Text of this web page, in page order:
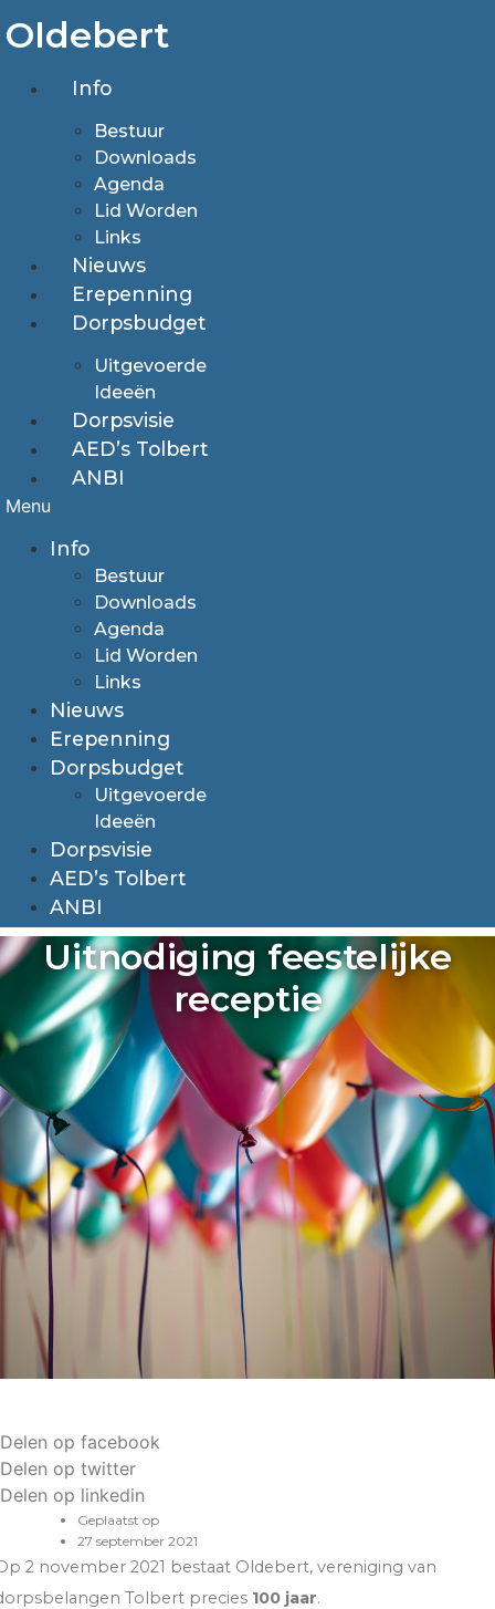
naar
inhoud
Oldebert
Info
Bestuur
Downloads
Agenda
Lid Worden
Links
Nieuws
Erepenning
Dorpsbudget
Uitgevoerde
Ideeën
Dorpsvisie
AED’s Tolbert
ANBI
Menu
Info
Bestuur
Downloads
Agenda
Lid Worden
Links
Nieuws
Erepenning
Dorpsbudget
Uitgevoerde
Ideeën
Dorpsvisie
AED’s Tolbert
ANBI
Uitnodiging feestelijke
receptie
Delen op facebook
Delen op twitter
Delen op linkedin
Geplaatst op
27 september 2021
2 november 2021 bestaat Oldebert, vereniging van
Tolbert precies 100 jaar.